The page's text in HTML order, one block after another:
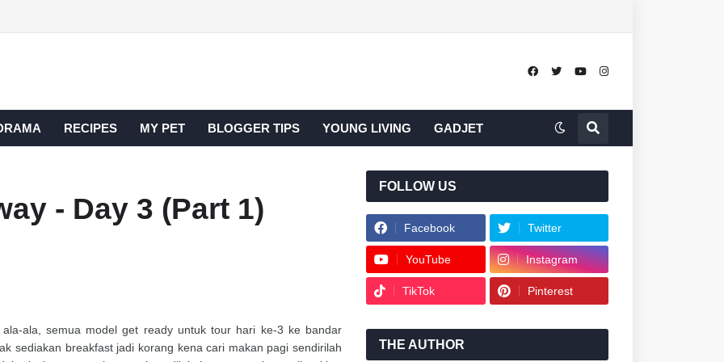
RECIPES MY PET BLOGGER TIPS YOUNG LIVING GADJET
- Day 3 (Part 1)
ala, semua model get ready untuk tour hari ke-3 ke bandar
sediakan breakfast jadi korang kena cari makan pagi sendirilah
FOLLOW US
Facebook Twitter
YouTube Instagram
TikTok Pinterest
THE AUTHOR